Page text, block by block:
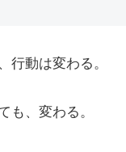
行動は変わる。
も、変わる。